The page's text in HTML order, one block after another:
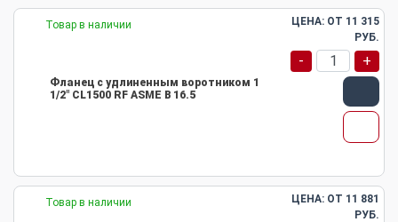
Товар в наличии
Фланец с удлиненным воротником 1
1/2" CL1500 RF ASME B 16.5
ЦЕНА: ОТ 11 315
РУБ.
- +
Товар в наличии ЦЕНА: ОТ 11 881
РУБ.